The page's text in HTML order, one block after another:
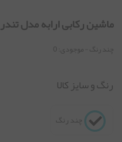
ماشین رکابی ارابه مدل تندر
چند رنگ - موجودی: 0
رنگ و سایز کالا
چند رنگ